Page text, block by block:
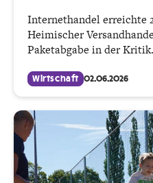
Internethandel erreichte
Heimischer
Paketabgabe in der Kritik.
Wirtschaft 02.06.2026